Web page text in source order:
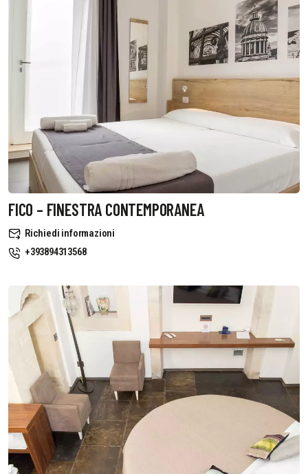
FICO – FINESTRA CONTEMPORANEA
Richiedi informazioni
+393894313568